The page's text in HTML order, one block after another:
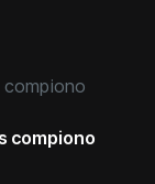
compiono